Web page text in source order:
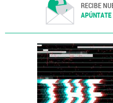
RECIBE